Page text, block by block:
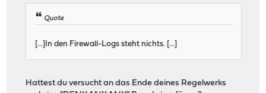
Quote
[...]In den Firewall-Logs steht nichts. [...]
Hattest du versucht an das Ende deines Regelwerks